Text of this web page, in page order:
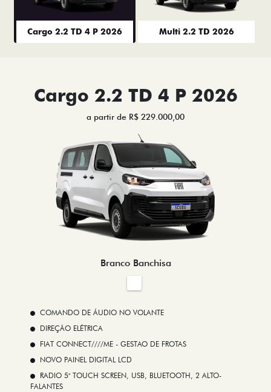
Cargo 2.2 TD 4 P 2026 Multi 2.2 TD 2026
Cargo 2.2 TD 4 P 2026
a partir de R$ 229.000,00
Branco Banchisa
COMANDO DE ÁUDIO NO VOLANTE
DIREÇÃO ELÉTRICA
FIAT CONNECT////ME - GESTAO DE FROTAS
NOVO PAINEL DIGITAL LCD
RADIO 5" TOUCH SCREEN, USB, BLUETOOTH, 2 ALTO-
FALANTES